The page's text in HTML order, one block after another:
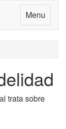
Menu
trata sobre